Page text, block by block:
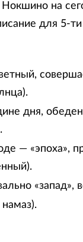
Нокшино на
для 5-
дня,
— «эпоха»,
«запад»,